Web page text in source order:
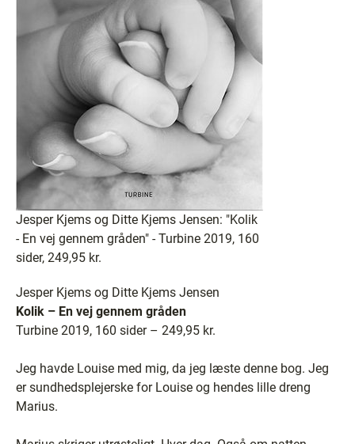
Jesper Kjems og Ditte Kjems Jensen: "Kolik
- En vej gennem gråden" - Turbine 2019, 160
sider, 249,95 kr.
Jesper Kjems og Ditte Kjems Jensen
Kolik – En vej gennem gråden
Turbine 2019, 160 sider – 249,95 kr.
Jeg havde Louise med mig, da jeg læste denne bog. Jeg
er sundhedsplejerske for Louise og hendes lille dreng
Marius.